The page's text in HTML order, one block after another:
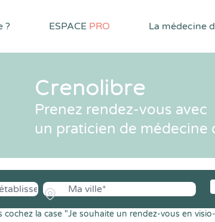
? ESPACE PRO La médecine
Crenolibre
Prenez rendez-vous avec
un praticien de médecine
la case "Je souhaite un rendez-vous en